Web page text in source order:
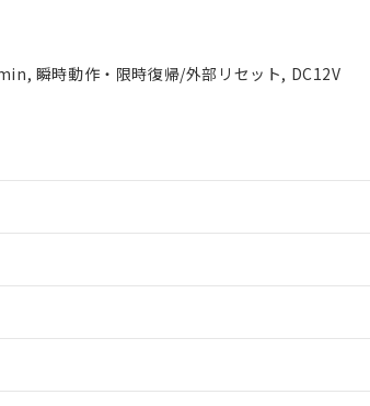
瞬時動作・限時復帰/外部リセット, DC12V